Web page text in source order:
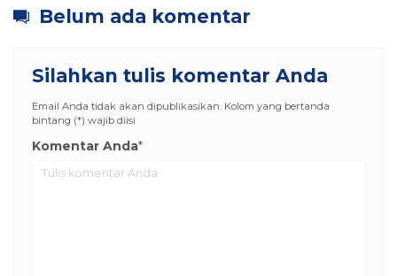
Belum ada komentar
Silahkan tulis komentar Anda
Email Anda tidak akan dipublikasikan. Kolom yang bertanda
bintang (*) wajib diisi
Komentar Anda*